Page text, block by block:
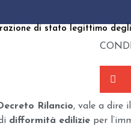
di stato legittimo
Rilancio, vale a dire
difformità edilizie per